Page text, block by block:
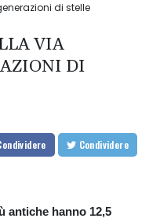
di stelle
VIA
DI
Condividere
antiche hanno 12,5